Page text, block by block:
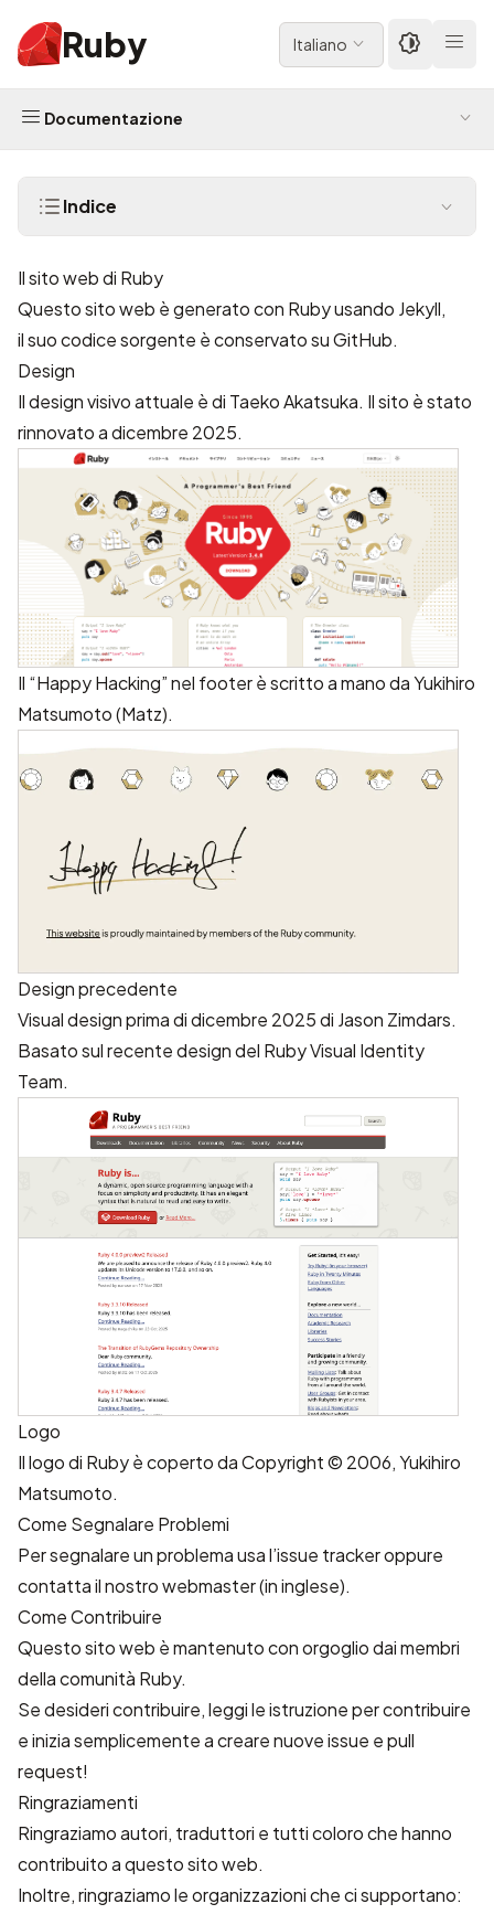
Ruby Italiano
Documentazione
Indice
Il sito web di Ruby
Questo sito web è generato con Ruby usando Jekyll,
il suo codice sorgente è conservato suGitHub.
Design
Il design visivo attuale è di Taeko Akatsuka. Il sito è stato
rinnovato a dicembre 2025.
Il “Happy Hacking” nel footer è scritto a mano daYukihiro
Matsumoto (Matz).
Design precedente
Visual design prima di dicembre 2025 di Jason Zimdars.
Basato sul recente design del Ruby Visual Identity
Team.
Logo
Il logo di Rubyè coperto da Copyright © 2006, Yukihiro
Matsumoto.
Come Segnalare Problemi
Per segnalare un problema usa l’issue trackeroppure
contatta il nostrowebmaster(in inglese).
Come Contribuire
Questo sito web è mantenuto con orgoglio dai membri
della comunità Ruby.
Se desideri contribuire, leggi leistruzione per contribuire
e inizia semplicemente a creare nuove issue e pull
request!
Ringraziamenti
Ringraziamo autori, traduttori e tutti coloro che hanno
contribuito a questo sito web.
Inoltre, ringraziamo le organizzazioni che ci supportano: